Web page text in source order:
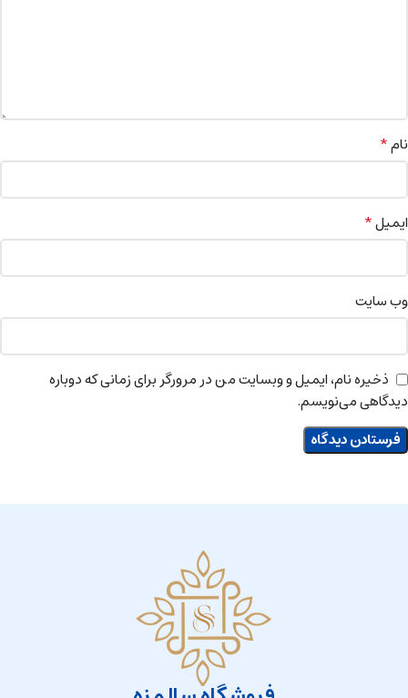
نام*
ایمیل*
وب‌ سایت
ذخیره نام، ایمیل و وبسایت من در مرورگر برای زمانی که دوباره
دیدگاهی می‌نویسم.